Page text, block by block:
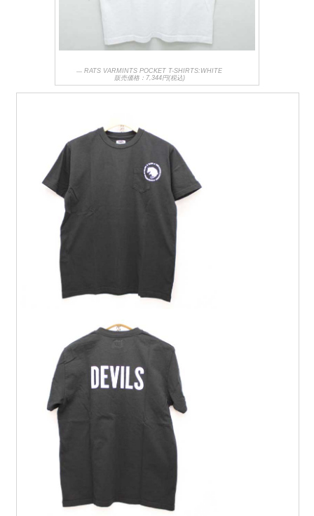
RATS VARMINTS POCKET T-SHIRTS:WHITE
販売価格：7,344円(税込)